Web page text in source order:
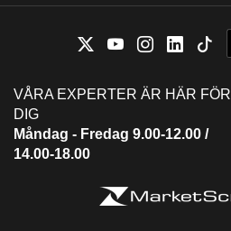
VÅRA EXPERTER ÄR HÄR FÖR
DIG
Måndag - Fredag 9.00-12.00 /
14.00-18.00